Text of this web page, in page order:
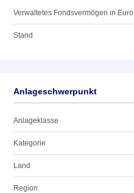
Verwaltetes Fondsvermögen in Euro
Stand
Anlageschwerpunkt
Anlageklasse
Kategorie
Land
Region